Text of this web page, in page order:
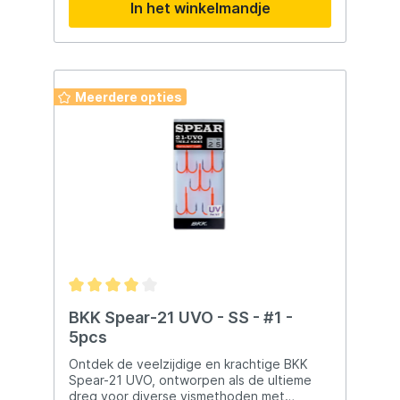
fladderende actie tijdens het afzinken. Bij
hoge snelheid beweegt het kunstaas vlak
onder of over het wateroppervlak. De
vluchtende prooivis na. De robuuste
constructie maakt het geschikt voor zware
omstandigheden. Belangrijkste kenmerken
Lipless ontwerp Aerodynamisch ontwerp
Geschikt voor verre worpen Fladderende
actie Surface skipping actie Robuuste
zoutwater Geschikt voor snelle visserij
Natuurlijke presentatie Effectief bij
jagende vis Duurzaam en betrouwbaar
In het winkelmandje
Meerdere opties
BKK Spear-21 UVO - SS - #1 -
5pcs
Ontdek de veelzijdige en krachtige BKK
Spear-21 UVO, ontworpen als de ultieme
dreg voor diverse vismethoden met